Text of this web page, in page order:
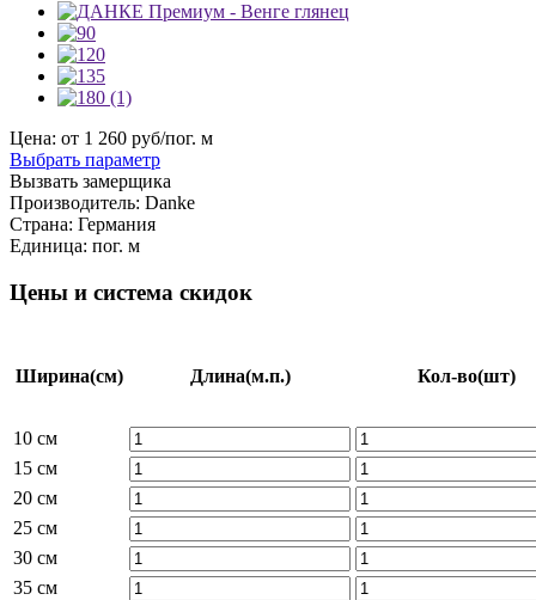
Цена: от 1 260 руб/пог. м
Выбрать параметр
Вызвать замерщика
Производитель: Danke
Страна: Германия
Единица: пог. м
Цены и система скидок
Ширина(см) Длина(м.п.) Кол-во(шт)
10 см
15 см
20 см
25 см
30 см
35 см